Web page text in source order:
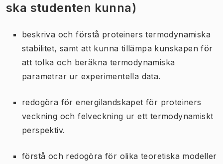
ska studenten kunna)
beskriva och förstå proteiners termodynamiska
stabilitet, samt att kunna tillämpa kunskapen för
att tolka och beräkna termodynamiska
parametrar ur experimentella data.
redogöra för energilandskapet för proteiners
veckning och felveckning ur ett termodynamiskt
perspektiv.
förstå och redogöra för olika teoretiska modeller